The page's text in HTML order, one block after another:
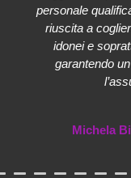
personale
riuscita a
idonei e
garantendo
Michela